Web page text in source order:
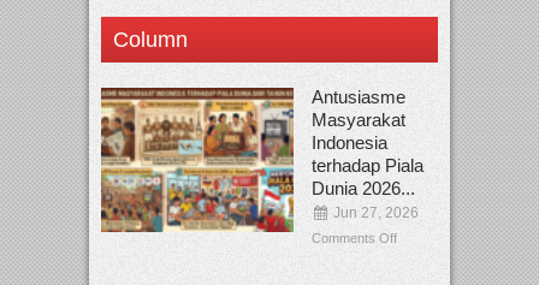
Column
Antusiasme
Masyarakat
Indonesia
terhadap Piala
Dunia 2026...
Jun 27, 2026
Comments Off